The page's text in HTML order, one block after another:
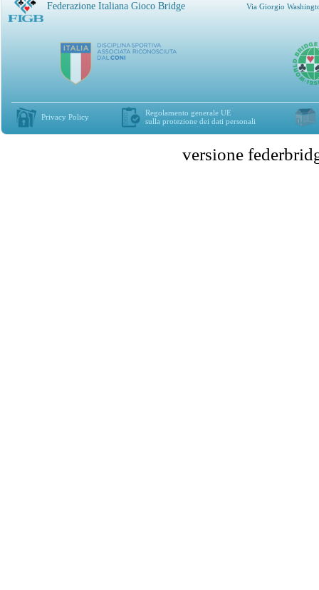
Federazione Italiana Gioco Bridge Via Giorgio
Privacy Policy
Regolamento generale UE
sulla protezione dei dati personali
versione